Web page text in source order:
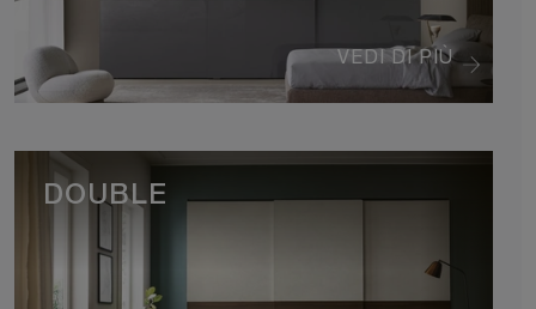
VEDI DI PIÙ
DOUBLE